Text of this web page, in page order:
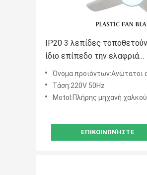
IP20 3 λεπίδες
ίδιο επίπεδο την ελαφριά
ενέργεια τηλεχειρισμού
ανώτατων ανεμιστήρων -
αποταμίευση
Όνομα προϊόντων:Ανώτατοι
Τάση:220V 50Hz
Motol:Πλήρης μηχανή χαλκού
ΕΠΙΚΟΙΝΩΝΉΣΤΕ